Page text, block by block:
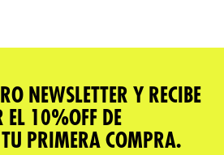
NEWSLETTER Y RECIBE
EL 10%OFF DE
TU PRIMERA COMPRA.